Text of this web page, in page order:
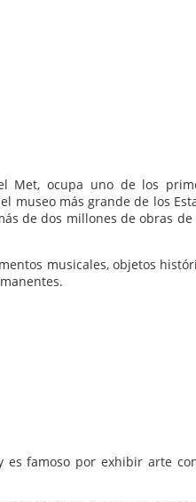
Met, ocupa uno de los
museo más grande de los
de dos millones de obras de
musicales, objetos
es famoso por exhibir arte